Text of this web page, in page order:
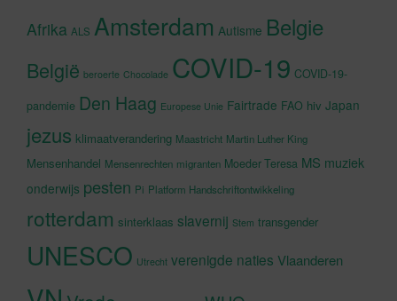
Afrika ALS Amsterdam Autisme Belgie
België beroerte Chocolade COVID-19 COVID-19-
pandemie Den Haag Europese Unie Fairtrade FAO hiv Japan
jezus klimaatverandering Maastricht Martin Luther King
Mensenhandel Mensenrechten migranten Moeder Teresa MS muziek
onderwijs pesten Pi Platform Handschriftontwikkeling
rotterdam sinterklaas slavernij Stem transgender
UNESCO Utrecht verenigde naties Vlaanderen